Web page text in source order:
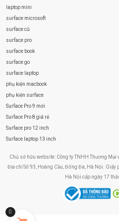
laptop mini
surface microsoft
surface cũ
surface pro
surface book
surface go
surface laptop
phụ kiện macbook
phụ kiện surface
Surface Pro 9 mới
Surface Pro 8 giá rẻ
Surface pro 12 inch
Surface laptop 13 inch
Chủ sở hữu website: Công ty TNHH Thương Mại
Địa chỉ Số 93, Hoàng Cầu, Đống Đa, Hà Nội. Giấy
Hà Nội cấp ngày 17
0